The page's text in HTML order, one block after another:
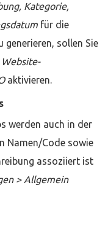
Kategorie,
für die
generieren, sollen Sie
Website-
aktivieren.
werden auch in der
Namen/Code sowie
assoziiert ist
> Allgemein